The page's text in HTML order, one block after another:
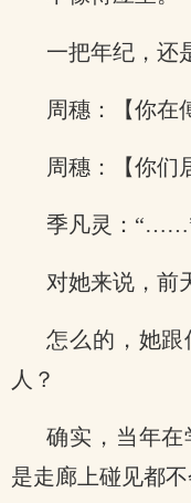
一把年纪，还
周穗：【你在
周穗：【你们
季凡灵：
对她来说，前
怎么的，她
人？
确实，当年在
是走廊上碰见都不